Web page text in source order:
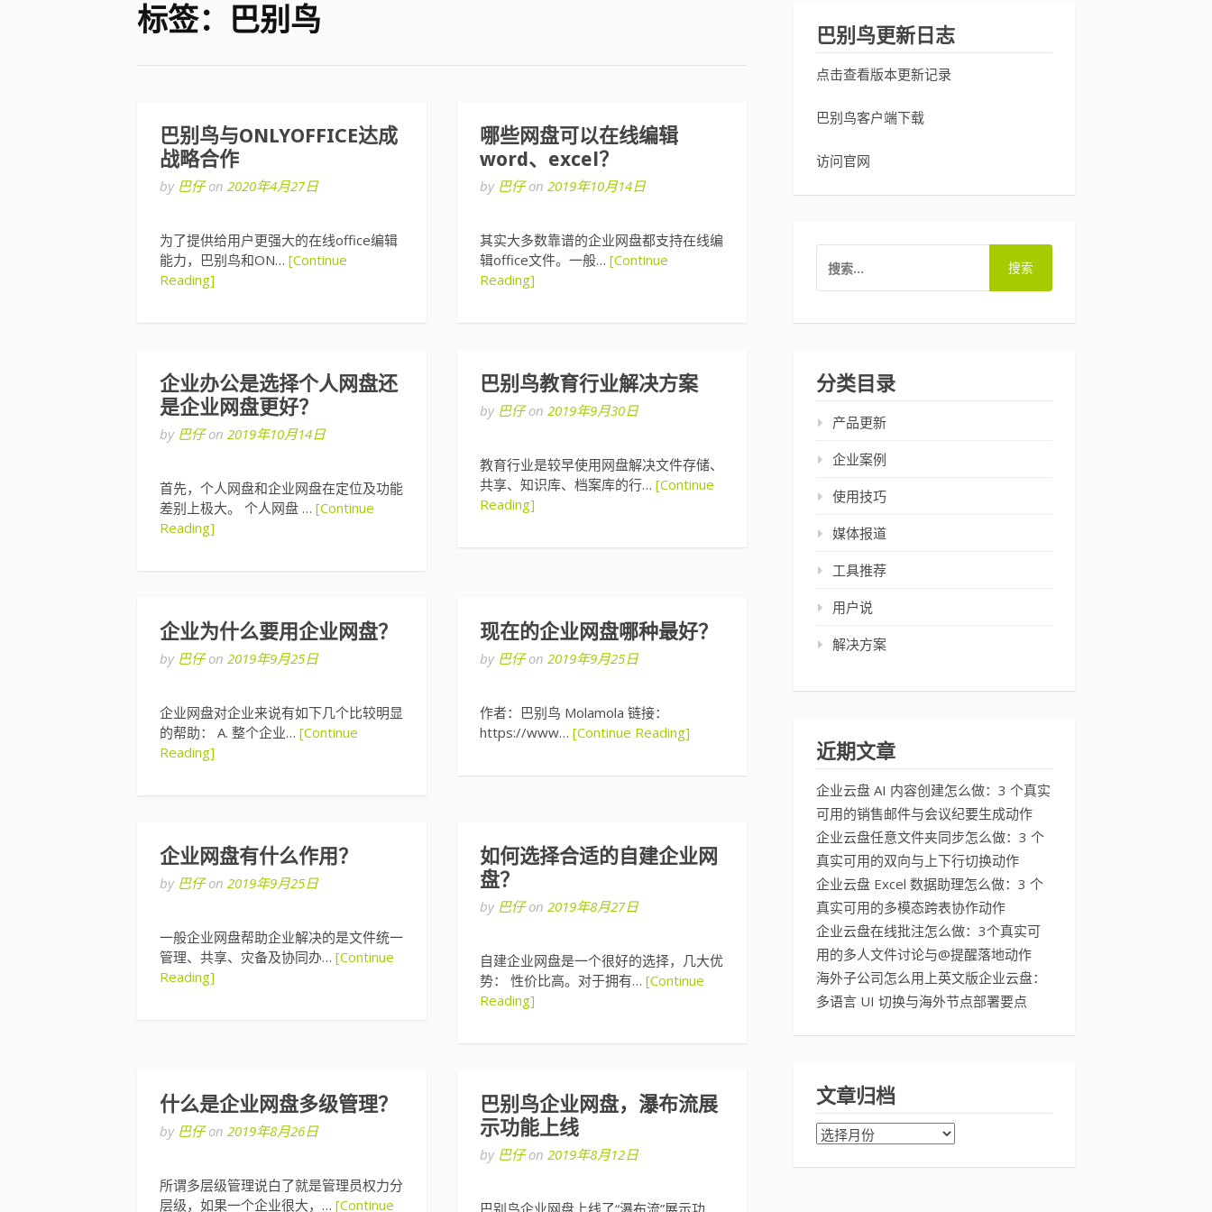
标签：巴别鸟
巴别鸟与ONLYOFFICE达成
战略合作
by 巴仔on 2020年4月27日
为了提供给用户更强大的在线office编辑
能力，巴别鸟和ON… [Continue
Reading]
哪些网盘可以在线编辑
word、excel？
by 巴仔on 2019年10月14日
其实大多数靠谱的企业网盘都支持在线编
辑office文件。一般… [Continue
Reading]
企业办公是选择个人网盘还
是企业网盘更好？
by 巴仔on 2019年10月14日
首先，个人网盘和企业网盘在定位及功能
差别上极大。 个人网盘 … [Continue
Reading]
巴别鸟教育行业解决方案
by 巴仔on 2019年9月30日
教育行业是较早使用网盘解决文件存储、
共享、知识库、档案库的行… [Continue
Reading]
企业为什么要用企业网盘？
by 巴仔on 2019年9月25日
企业网盘对企业来说有如下几个比较明显
的帮助： A. 整个企业… [Continue
Reading]
现在的企业网盘哪种最好？
by 巴仔on 2019年9月25日
作者：巴别鸟 Molamola 链接：
https://www… [Continue Reading]
企业网盘有什么作用？
by 巴仔on 2019年9月25日
一般企业网盘帮助企业解决的是文件统一
管理、共享、灾备及协同办… [Continue
Reading]
如何选择合适的自建企业网
盘？
by 巴仔on 2019年8月27日
自建企业网盘是一个很好的选择，几大优
势： 性价比高。对于拥有… [Continue
Reading]
什么是企业网盘多级管理？
by 巴仔on 2019年8月26日
所谓多层级管理说白了就是管理员权力分
层级，如果一个企业很大，… [Continue
巴别鸟企业网盘，瀑布流展
示功能上线
by 巴仔on 2019年8月12日
巴别鸟企业网盘上线了“瀑布流”展示功
巴别鸟更新日志
点击查看版本更新记录
巴别鸟客户端下载
访问官网
索：
分类目录
产品更新
企业案例
使用技巧
媒体报道
工具推荐
用户说
解决方案
近期文章
企业云盘 AI 内容创建怎么做：3 个真实
可用的销售邮件与会议纪要生成动作
企业云盘任意文件夹同步怎么做：3 个
真实可用的双向与上下行切换动作
企业云盘 Excel 数据助理怎么做：3 个
真实可用的多模态跨表协作动作
企业云盘在线批注怎么做：3个真实可
用的多人文件讨论与@提醒落地动作
海外子公司怎么用上英文版企业云盘：
多语言 UI 切换与海外节点部署要点
文章归档
文
归